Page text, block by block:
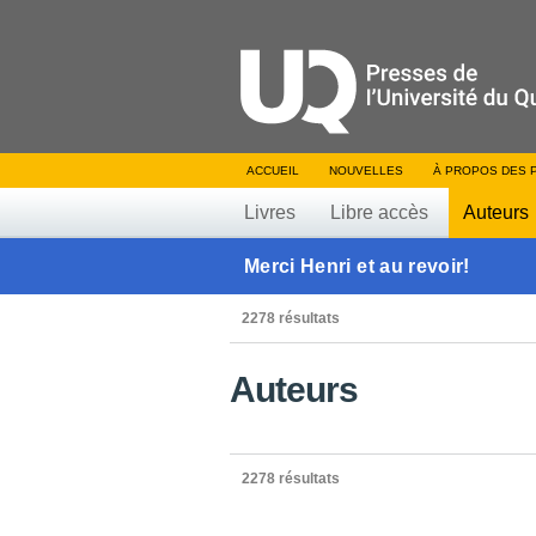
ACCUEIL NOUVELLES À PROPOS DES
Livres Libre accès Auteurs
Merci Henri et au revoir!
2278 résultats
Auteurs
2278 résultats